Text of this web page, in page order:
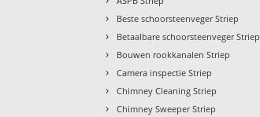
› Beste schoorsteenveger Striep
› Betaalbare schoorsteenveger Striep
› Bouwen rookkanalen Striep
› Camera inspectie Striep
› Chimney Cleaning Striep
› Chimney Sweeper Striep